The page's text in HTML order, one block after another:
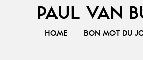
PAUL VAN
HOME BON MOT DU